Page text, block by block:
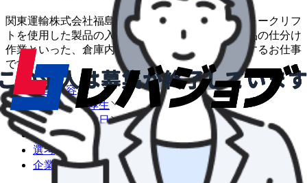
関東運輸株式会社福島営業所の倉庫職として、フォークリフ
トを使用した製品の入出庫対応や、冷凍・冷蔵商品の仕分け
作業といった、倉庫内での一連の物流実務を担当するお仕事
です。
仕事内容
給与・福利厚生
勤務時間・休日
募集要項
選考
企業情報